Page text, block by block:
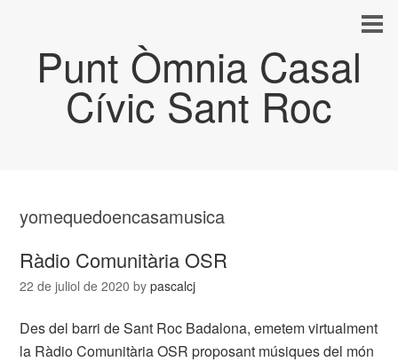
Punt Òmnia Casal
Cívic Sant Roc
yomequedoencasamusica
Ràdio Comunitària OSR
22 de juliol de 2020 bypascalcj
Des del barri de Sant Roc Badalona, emetem virtualment
la Ràdio Comunitària OSR proposant músiques del món